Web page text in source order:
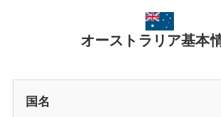
オーストラリア基本
国名